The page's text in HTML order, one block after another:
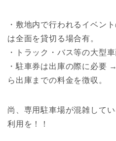
・敷地内で行われるイベン
は全面を貸切る場合有。
・トラック・バス等の大型
・駐車券は出庫の際に必要
ら出庫までの料金を徴収。
尚、専用駐車場が混雑して
利用を！！